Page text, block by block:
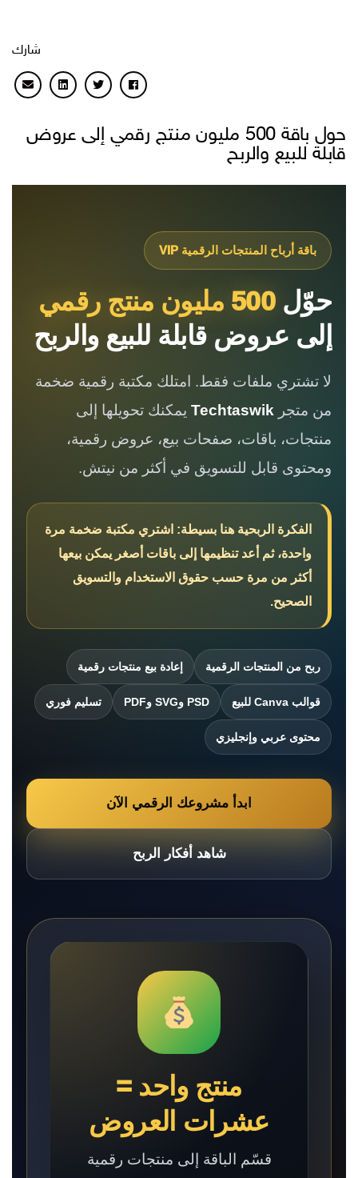
شارك
حول باقة 500 مليون منتج رقمي إلى عروض
قابلة للبيع والربح
باقة أرباح المنتجات الرقمية VIP
حوّل500 مليون منتج رقمي
إلى عروض قابلة للبيع والربح
لا تشتري ملفات فقط. امتلك مكتبة رقمية ضخمة
من متجر Techtaswik يمكنك تحويلها إلى
منتجات، باقات، صفحات بيع، عروض رقمية،
ومحتوى قابل للتسويق في أكثر من نيتش.
الفكرة الربحية هنا بسيطة: اشتري مكتبة ضخمة مرة
واحدة، ثم أعد تنظيمها إلى باقات أصغر يمكن بيعها
أكثر من مرة حسب حقوق الاستخدام والتسويق
الصحيح.
ربح من المنتجات الرقمية إعادة بيع منتجات رقمية
قوالب Canva للبيع PSD وSVG وPDF تسليم فوري
محتوى عربي وإنجليزي
ابدأ مشروعك الرقمي الآن
شاهد أفكار الربح
منتج واحد =
عشرات العروض
قسّم الباقة إلى منتجات رقمية